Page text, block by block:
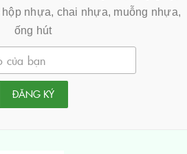
nhựa, chai nhựa, muỗng nhựa,
ống hút
ĐĂNG KÝ